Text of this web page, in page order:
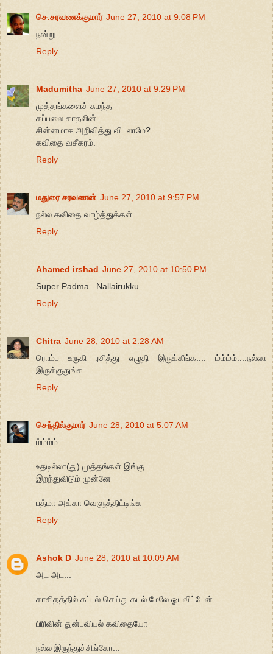
செ.சரவணக்குமார் June 27, 2010 at 9:08 PM
நன்று.
Reply
Madumitha June 27, 2010 at 9:29 PM
முத்தங்களைச் சுமந்த
கப்பலை காதலின்
சின்னமாக அறிவித்து விடலாமே?
கவிதை வசீகரம்.
Reply
மதுரை சரவணன் June 27, 2010 at 9:57 PM
நல்ல கவிதை.வாழ்த்துக்கள்.
Reply
Ahamed irshad June 27, 2010 at 10:50 PM
Super Padma...Nallairukku...
Reply
Chitra June 28, 2010 at 2:28 AM
ரொம்ப உருகி ரசித்து எழுதி இருக்கீங்க.... ம்ம்ம்ம்....நல்லா
இருக்குதுங்க.
Reply
செந்தில்குமார் June 28, 2010 at 5:07 AM
ம்ம்ம்ம்...
உதடில்லா(து) முத்தங்கள் இங்கு
இறந்துவிடும் முன்னே
பத்மா அக்கா வெளுத்திட்டிங்க‌
Reply
Ashok D June 28, 2010 at 10:09 AM
அட அட...
காகிதத்தில் கப்பல் செய்து கடல் மேலே ஓடவிட்டேன்...
பிரிவின் துன்பவியல் கவிதையோ
நல்ல இருந்துச்சிங்கோ...